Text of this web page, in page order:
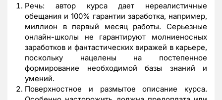
Речь: автор курса дает нереалистичные
обещания и 100% гарантии заработка, например,
миллион в первый месяц работы. Серьезные
онлайн-школы не гарантируют молниеносных
заработков и фантастических виражей в карьере,
поскольку нацелены на постепенное
формирование необходимой базы знаний и
умений.
Поверхностное и размытое описание курса.